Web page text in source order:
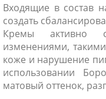
Входящие в состав
создать
Кремы активно
изменениями,
коже и нарушение
использовании
матовый оттенок,